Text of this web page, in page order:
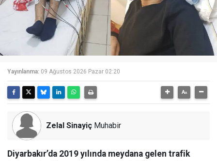
Yayınlanma: 09 Ağustos 2026 Pazar 02:20
Zelal Sinayiç Muhabir
Diyarbakır’da 2019 yılında meydana gelen trafik